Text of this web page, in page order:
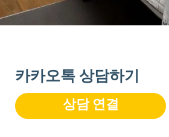
카카오톡 상담하기
상담 연결